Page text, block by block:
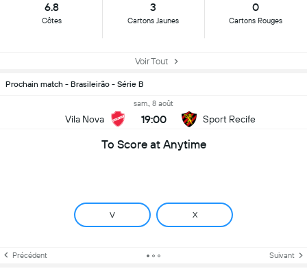
6.8
Côtes
3
Cartons Jaunes
0
Cartons Rouges
Voir Tout
Prochain match - Brasileirão - Série B
Vila Nova
sam., 8 août
19:00 Sport Recife
To Score at Anytime
V X
Précédent Suivant